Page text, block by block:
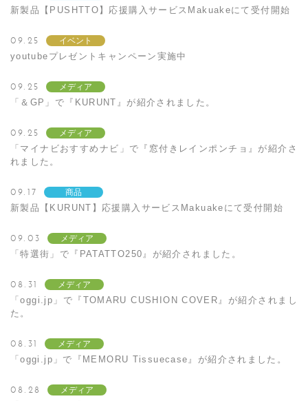
新製品【PUSHTTO】応援購入サービスMakuakeにて受付開始
09.25 イベント
youtubeプレゼントキャンペーン実施中
09.25 メディア
「＆GP」で『KURUNT』が紹介されました。
09.25 メディア
「マイナビおすすめナビ」で『窓付きレインポンチョ』が紹介さ
れました。
09.17 商品
新製品【KURUNT】応援購入サービスMakuakeにて受付開始
09.03 メディア
「特選街」で『PATATTO250』が紹介されました。
08.31 メディア
「oggi.jp」で『TOMARU CUSHION COVER』が紹介されまし
た。
08.31 メディア
「oggi.jp」で『MEMORU Tissuecase』が紹介されました。
08.28 メディア